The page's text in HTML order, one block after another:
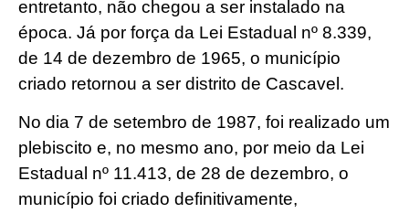
entretanto, não chegou a ser instalado na
época. Já por força da Lei Estadual nº 8.339,
de 14 de dezembro de 1965, o município
criado retornou a ser distrito de Cascavel.
No dia 7 de setembro de 1987, foi realizado um
plebiscito e, no mesmo ano, por meio da Lei
Estadual nº 11.413, de 28 de dezembro, o
município foi criado definitivamente,